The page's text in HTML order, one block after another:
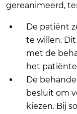
gereanimeerd,
De patiënt
te willen.
met de
het
De
besluit om
kiezen. Bij